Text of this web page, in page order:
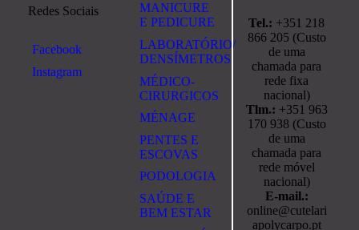
Redes Sociais
Facebook
Instagram
MANICURE
E PEDICURE
LABORATÓRIO/
DENSÍMETROS
MÉDICO-
CIRURGICOS
MÉNAGE
PENTES E
ESCOVAS
PODOLOGIA
SAÚDE E
BEM ESTAR
Tel.: +351 218
866 205 (Custo
de uma
chamada para
rede fixa
nacional)
Tlm.: +351 963
170 938 (Custo
de uma
chamada para
rede móvel
nacional)
E-mail.:
online@cutelari
apolycarpo.pt